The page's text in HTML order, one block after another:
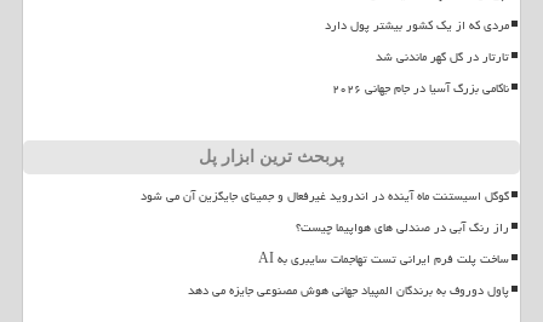
مردی که از یک کشور بیشتر پول دارد
تارتار در گل گهر ماندنی شد
ناکامی بزرگ آسیا در جام جهانی ۲۰۲۶
پربحث ترین ابزار پل
گوگل اسیستنت ماه آینده در اندروید غیرفعال و جمینای جایگزین آن می شود
راز رنگ آبی در صندلی های هواپیما چیست؟
ساخت پلت فرم ایرانی تست تهاجمات سایبری به AI
پاول دوروف به برندگان المپیاد جهانی هوش مصنوعی جایزه می دهد